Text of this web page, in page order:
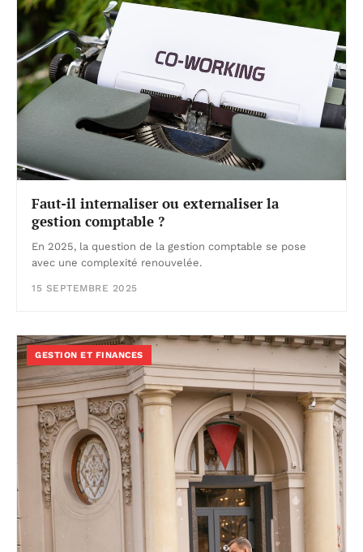
Faut-il internaliser ou externaliser la
gestion comptable ?
En 2025, la question de la gestion comptable se pose
avec une complexité renouvelée.
15 SEPTEMBRE 2025
GESTION ET FINANCES